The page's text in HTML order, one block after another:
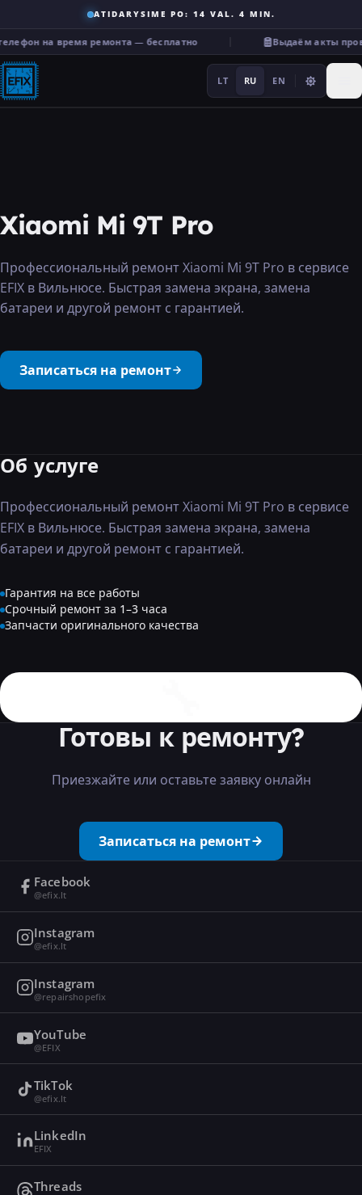
ATIDARYSIME PO: 14 VAL. 4 MIN.
на время ремонта — бесплатно Выдаём акты
LT RU EN
Ремонт
Услуги
···
Xiaomi Mi 9T Pro
Профессиональный ремонт Xiaomi Mi 9T Pro в сервисе
EFIX в Вильнюсе. Быстрая замена экрана, замена
батареи и другой ремонт с гарантией.
Записаться на ремонт
Об услуге
Профессиональный ремонт Xiaomi Mi 9T Pro в сервисе
EFIX в Вильнюсе. Быстрая замена экрана, замена
батареи и другой ремонт с гарантией.
Гарантия на все работы
Срочный ремонт за 1–3 часа
Запчасти оригинального качества
Готовы к ремонту?
Приезжайте или оставьте заявку онлайн
Записаться на ремонт
Facebook
@efix.lt
Instagram
@efix.lt
Instagram
@repairshopefix
YouTube
@EFIX
TikTok
@efix.lt
LinkedIn
EFIX
Threads